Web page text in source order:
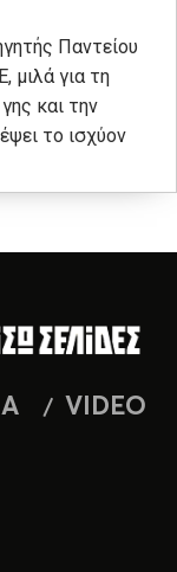
Παντείου
μιλά για τη
και την
το ισχύον
VIDEO